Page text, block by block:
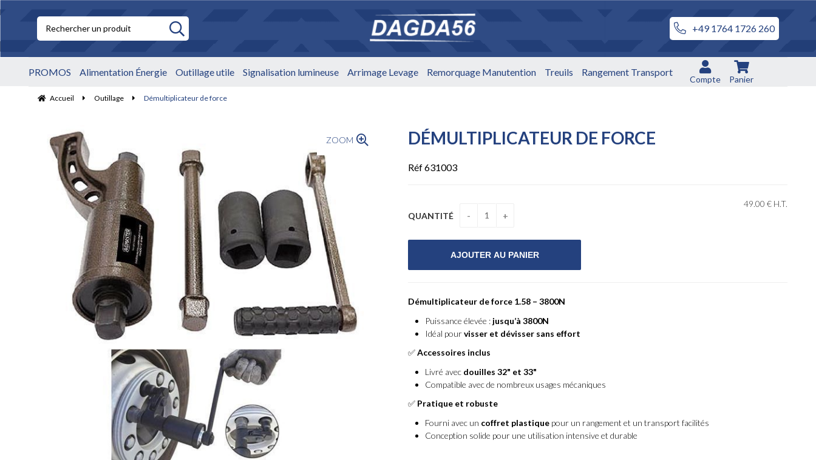
+49 1764 1726 260
PROMOS Alimentation Énergie Outillage utile Signalisation lumineuse Arrimage Levage Remorquage Manutention Treuils Rangement Transport
Compte Panier
Accueil Outillage Démultiplicateur de force
ZOOM DÉMULTIPLICATEUR DE FORCE
Réf 631003
49.00 € H.T.
QUANTITÉ
Démultiplicateur de force 1.58 – 3800N
Puissance élevée : jusqu’à 3800N
Idéal pourvisser et dévisser sans effort
✅Accessoires inclus
Livré avec douilles 32" et 33"
Compatible avec de nombreux usages mécaniques
✅ Pratique et robuste
Fourni avec un coffret plastique pour un rangement et un transport facilités
Conception solide pour une utilisation intensive et durable